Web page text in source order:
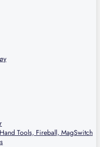
Tools, Fireball, MagSwitch